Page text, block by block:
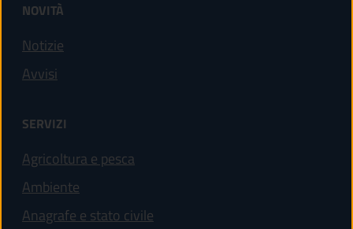
NOVITÀ
Notizie
Avvisi
SERVIZI
Agricoltura e pesca
Ambiente
Anagrafe e stato civile